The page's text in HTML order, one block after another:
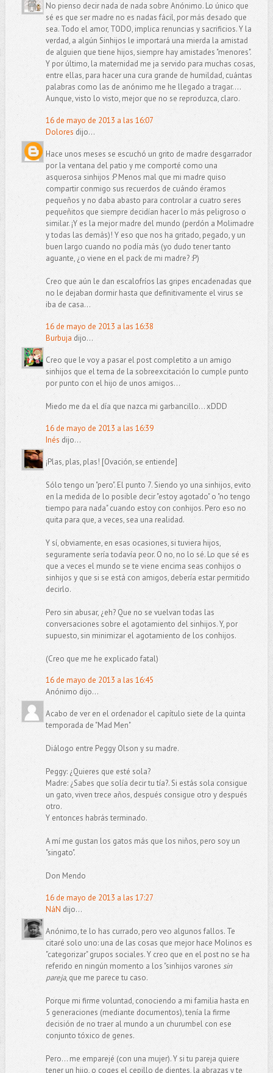
No pienso decir nada de nada sobre Anónimo. Lo único que
sé es que ser madre no es nadas fácil, por más desado que
sea. Todo el amor, TODO, implica renuncias y sacrificios. Y la
verdad, a algún Sinhijos le importará una mierda la amistad
de alguien que tiene hijos, siempre hay amistades "menores".
Y por último, la maternidad me ja servido para muchas cosas,
entre ellas, para hacer una cura grande de humildad, cuántas
palabras como las de anónimo me he llegado a tragar....
Aunque, visto lo visto, mejor que no se reproduzca, claro.
16 de mayo de 2013 a las 16:07
Dolores dijo...
Hace unos meses se escuchó un grito de madre desgarrador
por la ventana del patio y me comporté como una
asquerosa sinhijos :P Menos mal que mi madre quiso
compartir conmigo sus recuerdos de cuándo éramos
pequeños y no daba abasto para controlar a cuatro seres
pequeñitos que siempre decidían hacer lo más peligroso o
similar. ¡Y es la mejor madre del mundo (perdón a Molimadre
y todas las demás)! Y eso que nos ha gritado, pegado, y un
buen largo cuando no podía más (yo dudo tener tanto
aguante, ¿o viene en el pack de mi madre? :P)
Creo que aún le dan escalofríos las gripes encadenadas que
no le dejaban dormir hasta que definitivamente el virus se
iba de casa...
16 de mayo de 2013 a las 16:38
Burbuja dijo...
Creo que le voy a pasar el post completito a un amigo
sinhijos que el tema de la sobreexcitación lo cumple punto
por punto con el hijo de unos amigos...
Miedo me da el día que nazca mi garbancillo... xDDD
16 de mayo de 2013 a las 16:39
Inés dijo...
¡Plas, plas, plas! [Ovación, se entiende]
Sólo tengo un "pero". El punto 7. Siendo yo una sinhijos, evito
en la medida de lo posible decir "estoy agotado" o "no tengo
tiempo para nada" cuando estoy con conhijos. Pero eso no
quita para que, a veces, sea una realidad.
Y sí, obviamente, en esas ocasiones, si tuviera hijos,
seguramente sería todavía peor. O no, no lo sé. Lo que sé es
que a veces el mundo se te viene encima seas conhijos o
sinhijos y que si se está con amigos, debería estar permitido
decirlo.
Pero sin abusar, ¿eh? Que no se vuelvan todas las
conversaciones sobre el agotamiento del sinhijos. Y, por
supuesto, sin minimizar el agotamiento de los conhijos.
(Creo que me he explicado fatal)
16 de mayo de 2013 a las 16:45
Anónimo dijo...
Acabo de ver en el ordenador el capítulo siete de la quinta
temporada de "Mad Men"
Diálogo entre Peggy Olson y su madre.
Peggy: ¿Quieres que esté sola?
Madre: ¿Sabes que solía decir tu tía?. Si estás sola consigue
un gato, viven trece años, después consigue otro y después
otro.
Y entonces habrás terminado.
A mí me gustan los gatos más que los niños, pero soy un
"singato".
Don Mendo
16 de mayo de 2013 a las 17:27
NáN dijo...
Anónimo, te lo has currado, pero veo algunos fallos. Te
citaré solo uno: una de las cosas que mejor hace Molinos es
"categorizar" grupos sociales. Y creo que en el post no se ha
referido en ningún momento a los "sinhijos varones sin
pareja, que me parece tu caso.
Porque mi firme voluntad, conociendo a mi familia hasta en
5 generaciones (mediante documentos), tenía la firme
decisión de no traer al mundo a un churumbel con ese
conjunto tóxico de genes.
Pero... me emparejé (con una mujer). Y si tu pareja quiere
tener un hijo, o coges el cepillo de dientes, la abrazas y te